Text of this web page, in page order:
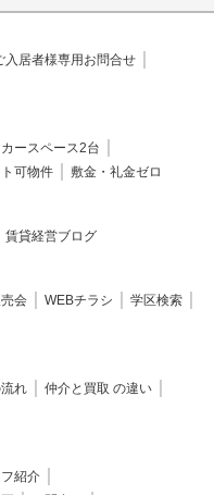
入居者様専用お問合せ
カースペース2台
可物件 敷金・礼金ゼロ
賃貸経営ブログ
会 WEBチラシ
学区検索
れ
仲介と買取 の違い
紹介